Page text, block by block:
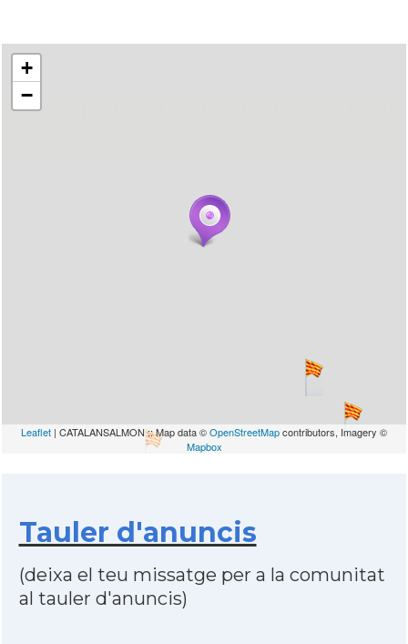
... carregant 484 webs... un moment si us
+
−
Leaflet | CATALANSALMON :: Map data ©OpenStreetMapcontributors, Imagery ©
Mapbox
Tauler d'anuncis
(deixa el teu missatge per a la comunitat
al tauler d'anuncis)